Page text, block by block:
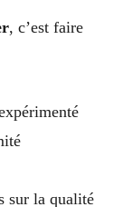
, c’est faire
sur la qualité